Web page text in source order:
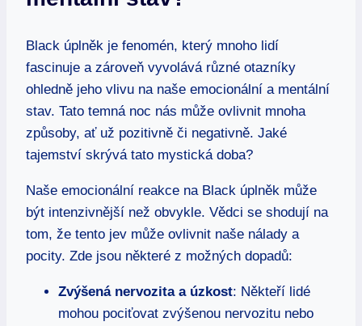
Black úplněk je fenomén, který mnoho lidí
fascinuje a zároveň vyvolává různé otazníky
ohledně jeho vlivu na naše emocionální a mentální
stav. Tato temná noc nás může ovlivnit mnoha
způsoby, ať už pozitivně či negativně. Jaké
tajemství skrývá tato mystická doba?
Naše emocionální reakce na Black úplněk může
být intenzivnější než obvykle. Vědci se shodují na
tom, že tento jev může ovlivnit naše nálady a
pocity. Zde jsou některé z možných dopadů:
Zvýšená nervozita a úzkost: Někteří lidé
mohou pociťovat zvýšenou nervozitu nebo